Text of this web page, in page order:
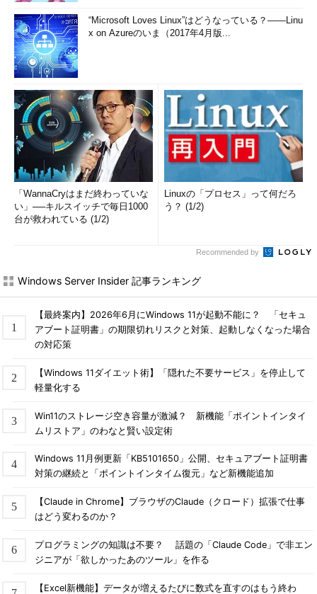
Thunderbolt（サンダーボルト）のコネクター
iPhone Dockコネクター
→ iPhone Dockコネクターの解説ページへ
iPhone Dockコネクター
IEEE 1394b
“Microsoft Loves Linux”はどうなっている？――Linu
x on Azureのいま（2017年4月版...
「WannaCryはまだ終わっていな
い」──キルスイッチで毎日1000
台が救われている (1/2)
Linuxの「プロセス」って何だろ
う？ (1/2)
Recommended by
Windows Server Insider 記事ランキング
【最終案内】2026年6月にWindows 11が起動不能に？ 「セキュ
アブート証明書」の期限切れリスクと対策、起動しなくなった場合
の対応策
【Windows 11ダイエット術】「隠れた不要サービス」を停止して
軽量化する
Win11のストレージ空き容量が激減？ 新機能「ポイントインタイ
ムリストア」のわなと賢い設定術
Windows 11月例更新「KB5101650」公開、セキュアブート証明書
対策の継続と「ポイントインタイム復元」など新機能追加
【Claude in Chrome】ブラウザのClaude（クロード）拡張で仕事
はどう変わるのか？
プログラミングの知識は不要？ 話題の「Claude Code」で非エン
ジニアが「欲しかったあのツール」を作る
【Excel新機能】データが増えるたびに数式を直すのはもう終わ